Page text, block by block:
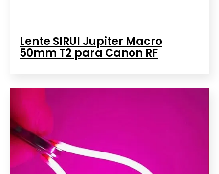
Lente SIRUI Jupiter Macro
50mm T2 para Canon RF